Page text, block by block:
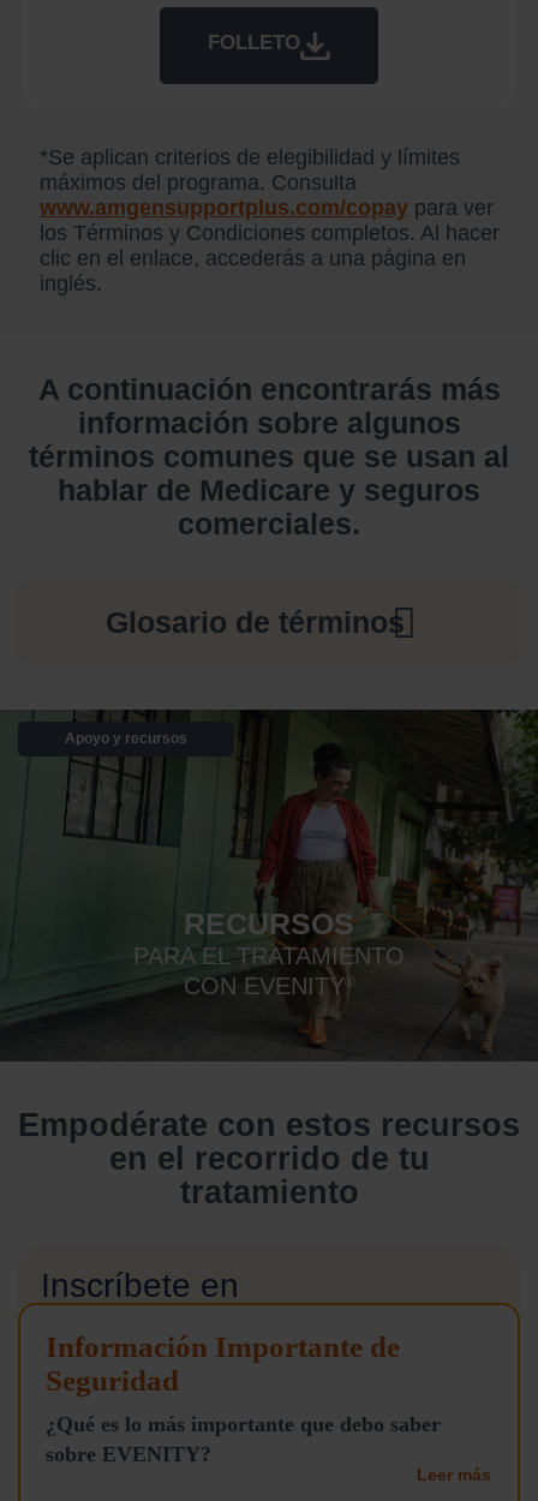
FOLLETO
*Se aplican criterios de elegibilidad y límites
máximos del programa. Consulta
www.amgensupportplus.com/copay para ver
los Términos y Condiciones completos. Al hacer
clic en el enlace, accederás a una página en
inglés.
A continuación encontrarás más
información sobre algunos
términos comunes que se usan al
hablar de Medicare y seguros
comerciales.
Glosario de términos
Apoyo y recursos
RECURSOS
PARA EL TRATAMIENTO
CON EVENITY®
Empodérate con estos recursos
en el recorrido de tu
tratamiento
Inscríbete en
con EVENITYTM
Mantente informada con nuestra serie de
correos electrónicos, disponible en español.
Una vez que te inscribas, recibirás información
Información Importante de
Seguridad
¿Qué es lo más importante que debo saber
sobre EVENITY?
Leer más